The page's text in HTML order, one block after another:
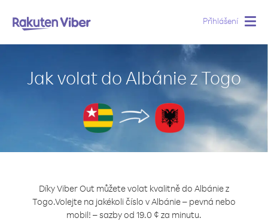
Přihlášení
Jak volat do Albánie z Togo
Díky Viber Out můžete volat kvalitně do Albánie z
Togo.Volejte na jakékoli číslo v Albánie – pevná nebo
mobil! – sazby od 19.0 ¢ za minutu.